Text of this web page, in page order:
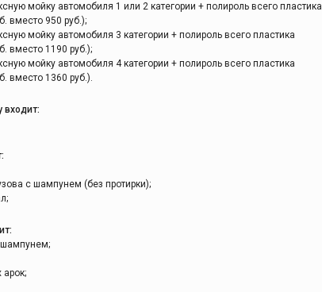
мойку автомобиля 1 или 2 категории + полироль всего пластика
вместо 950 руб.);
мойку автомобиля 3 категории + полироль всего пластика
вместо 1190 руб.);
мойку автомобиля 4 категории + полироль всего пластика
вместо 1360 руб.).
входит:
с шампунем (без протирки);
шампунем;